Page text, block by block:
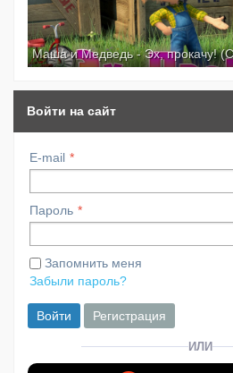
Маша и Медведь - Эх, прокачу!
Войти на сайт
E-mail
Пароль
Запомнить меня
Забыли пароль?
Войти Регистрация
ИЛИ